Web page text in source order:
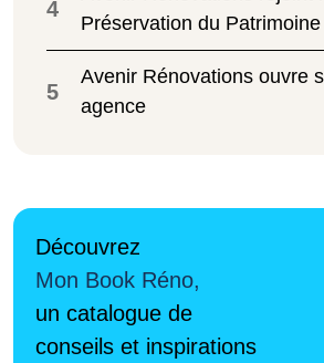
4
Préservation du Patrimoine
5
Avenir Rénovations ouvre
agence
Découvrez
Mon Book Réno,
un catalogue de
conseils et inspirations